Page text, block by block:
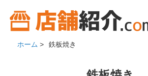
ホーム > 鉄板焼き